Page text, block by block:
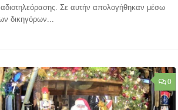
Σε αυτήν απολογήθηκαν μέσω
δικηγόρων...
0